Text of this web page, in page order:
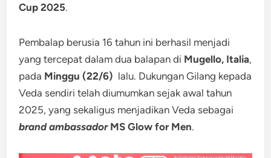
Cup 2025.
Pembalap berusia 16 tahun ini berhasil menjadi
yang tercepat dalam dua balapan di Mugello, Italia,
pada Minggu (22/6) lalu. Dukungan Gilang kepada
Veda sendiri telah diumumkan sejak awal tahun
2025, yang sekaligus menjadikan Veda sebagai
brand ambassadorMS Glow for Men.